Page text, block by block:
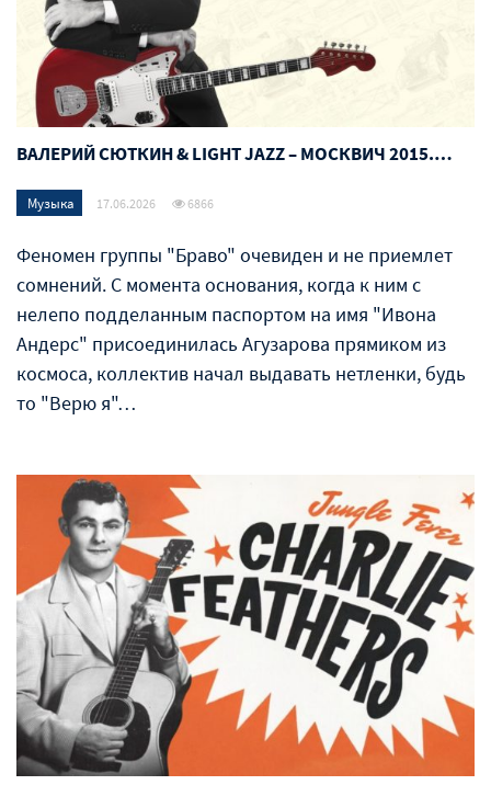
ВАЛЕРИЙ СЮТКИН & LIGHT JAZZ – МОСКВИЧ 2015.…
Музыка 17.06.2026 6866
Феномен группы "Браво" очевиден и не приемлет
сомнений. С момента основания, когда к ним с
нелепо подделанным паспортом на имя "Ивона
Андерс" присоединилась Агузарова прямиком из
космоса, коллектив начал выдавать нетленки, будь
то "Верю я"…